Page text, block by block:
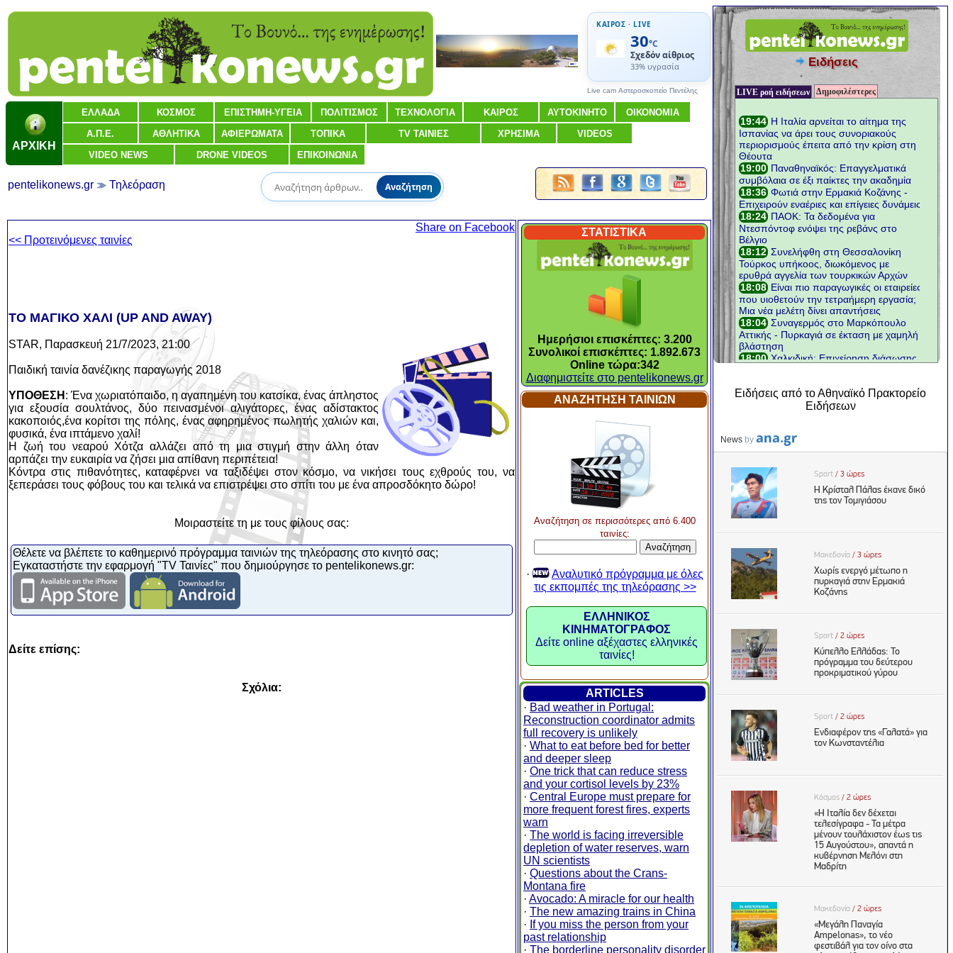
ΚΑΙΡΟΣ · LIVE
30°C
Σχεδόν αίθριος
33% υγρασία
Live cam Αστεροσκοπείο Πεντέλης
ΑΡΧΙΚΗ
ΕΛΛΑΔΑ ΚΟΣΜΟΣ ΕΠΙΣΤΗΜΗ-ΥΓΕΙΑ ΠΟΛΙΤΙΣΜΟΣ ΤΕΧΝΟΛΟΓΙΑ ΚΑΙΡΟΣ ΑΥΤΟΚΙΝΗΤΟ ΟΙΚΟΝΟΜΙΑ
Α.Π.Ε. ΑΘΛΗΤΙΚΑ ΑΦΙΕΡΩΜΑΤΑ ΤΟΠΙΚΑ TV ΤΑΙΝΙΕΣ ΧΡΗΣΙΜΑ VIDEOS
VIDEO NEWS DRONE VIDEOS ΕΠΙΚΟΙΝΩΝΙΑ
pentelikonews.gr Τηλεόραση Αναζήτηση
Share on Facebook
<< Προτεινόμενες ταινίες
ΤΟ ΜΑΓΙΚΟ ΧΑΛΙ (UP AND AWAY)
STAR, Παρασκευή 21/7/2023, 21:00
Παιδική ταινία δανέζικης παραγωγής 2018
ΥΠΟΘΕΣΗ : Ένα χωριατόπαιδο, η αγαπημένη του κατσίκα, ένας άπληστος
για εξουσία σουλτάνος, δύο πεινασμένοι αλιγάτορες, ένας αδίστακτος
κακοποιός,ένα κορίτσι της πόλης, ένας αφηρημένος πωλητής χαλιών και,
φυσικά, ένα ιπτάμενο χαλί!
Η ζωή του νεαρού Χότζα αλλάζει από τη μια στιγμή στην άλλη όταν
αρπάζει την ευκαιρία να ζήσει μια απίθανη περιπέτεια!
Κόντρα στις πιθανότητες, καταφέρνει να ταξιδέψει στον κόσμο, να νικήσει τους εχθρούς του, να
ξεπεράσει τους φόβους του και τελικά να επιστρέψει στο σπίτι του με ένα απροσδόκητο δώρο!
Μοιραστείτε τη με τους φίλους σας:
Θέλετε να βλέπετε το καθημερινό πρόγραμμα ταινιών της τηλεόρασης στο κινητό σας;
Εγκαταστήστε την εφαρμογή "TV Ταινίες" που δημιούργησε το pentelikonews.gr:
Δείτε επίσης:
Σχόλια:
ΣΤΑΤΙΣΤΙΚΑ
Ημερήσιοι επισκέπτες: 3.200
Συνολικοί επισκέπτες: 1.892.673
Online τώρα:342
Διαφημιστείτε στο pentelikonews.gr
ΑΝΑΖΗΤΗΣΗ ΤΑΙΝΙΩΝ
Αναζήτηση σε περισσότερες από 6.400
ταινίες:
·
Αναλυτικό πρόγραμμα με όλες
τις εκπομπές της τηλεόρασης >>
ΕΛΛΗΝΙΚΟΣ
ΚΙΝΗΜΑΤΟΓΡΑΦΟΣ
Δείτε online αξέχαστες ελληνικές
ταινίες!
ARTICLES
· Bad weather in Portugal:
Reconstruction coordinator admits
full recovery is unlikely
· What to eat before bed for better
and deeper sleep
· One trick that can reduce stress
and your cortisol levels by 23%
· Central Europe must prepare for
more frequent forest fires, experts
warn
· The world is facing irreversible
depletion of water reserves, warn
UN scientists
· Questions about the Crans-
Montana fire
· Avocado: A miracle for our health
· The new amazing trains in China
· If you miss the person from your
past relationship
· The borderline personality disorder
Ειδήσεις
LIVE ροή ειδήσεων Δημοφιλέστερες
Ειδήσεις από το Αθηναϊκό Πρακτορείο
Ειδήσεων